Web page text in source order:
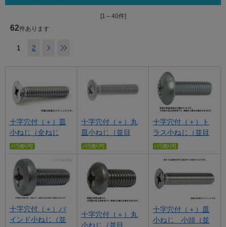
[1～40件]
62件あります
1 2
十字穴付（＋）皿
小ねじ（全ねじ
十字穴付（＋）丸
皿小ねじ（並目
十字穴付（＋）ト
ラス小ねじ（並目
十字穴付（＋）バ
インド小ねじ（並
十字穴付（＋）丸
小ねじ（並目
十字穴付（＋）皿
小ねじ 小頭（並